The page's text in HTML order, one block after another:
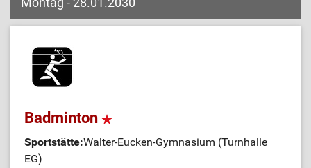
Badminton
Sportstätte:Walter-Eucken-Gymnasium (Turnhalle
EG)